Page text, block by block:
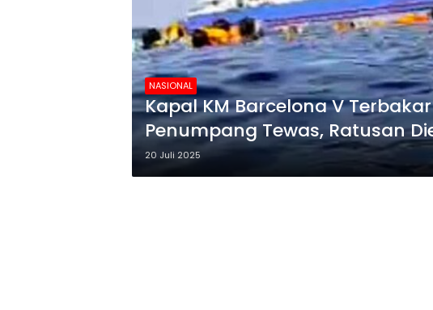
NASIONAL
Kapal KM Barcelona V
Penumpang Tewas, Ratusan
20 Juli 2025